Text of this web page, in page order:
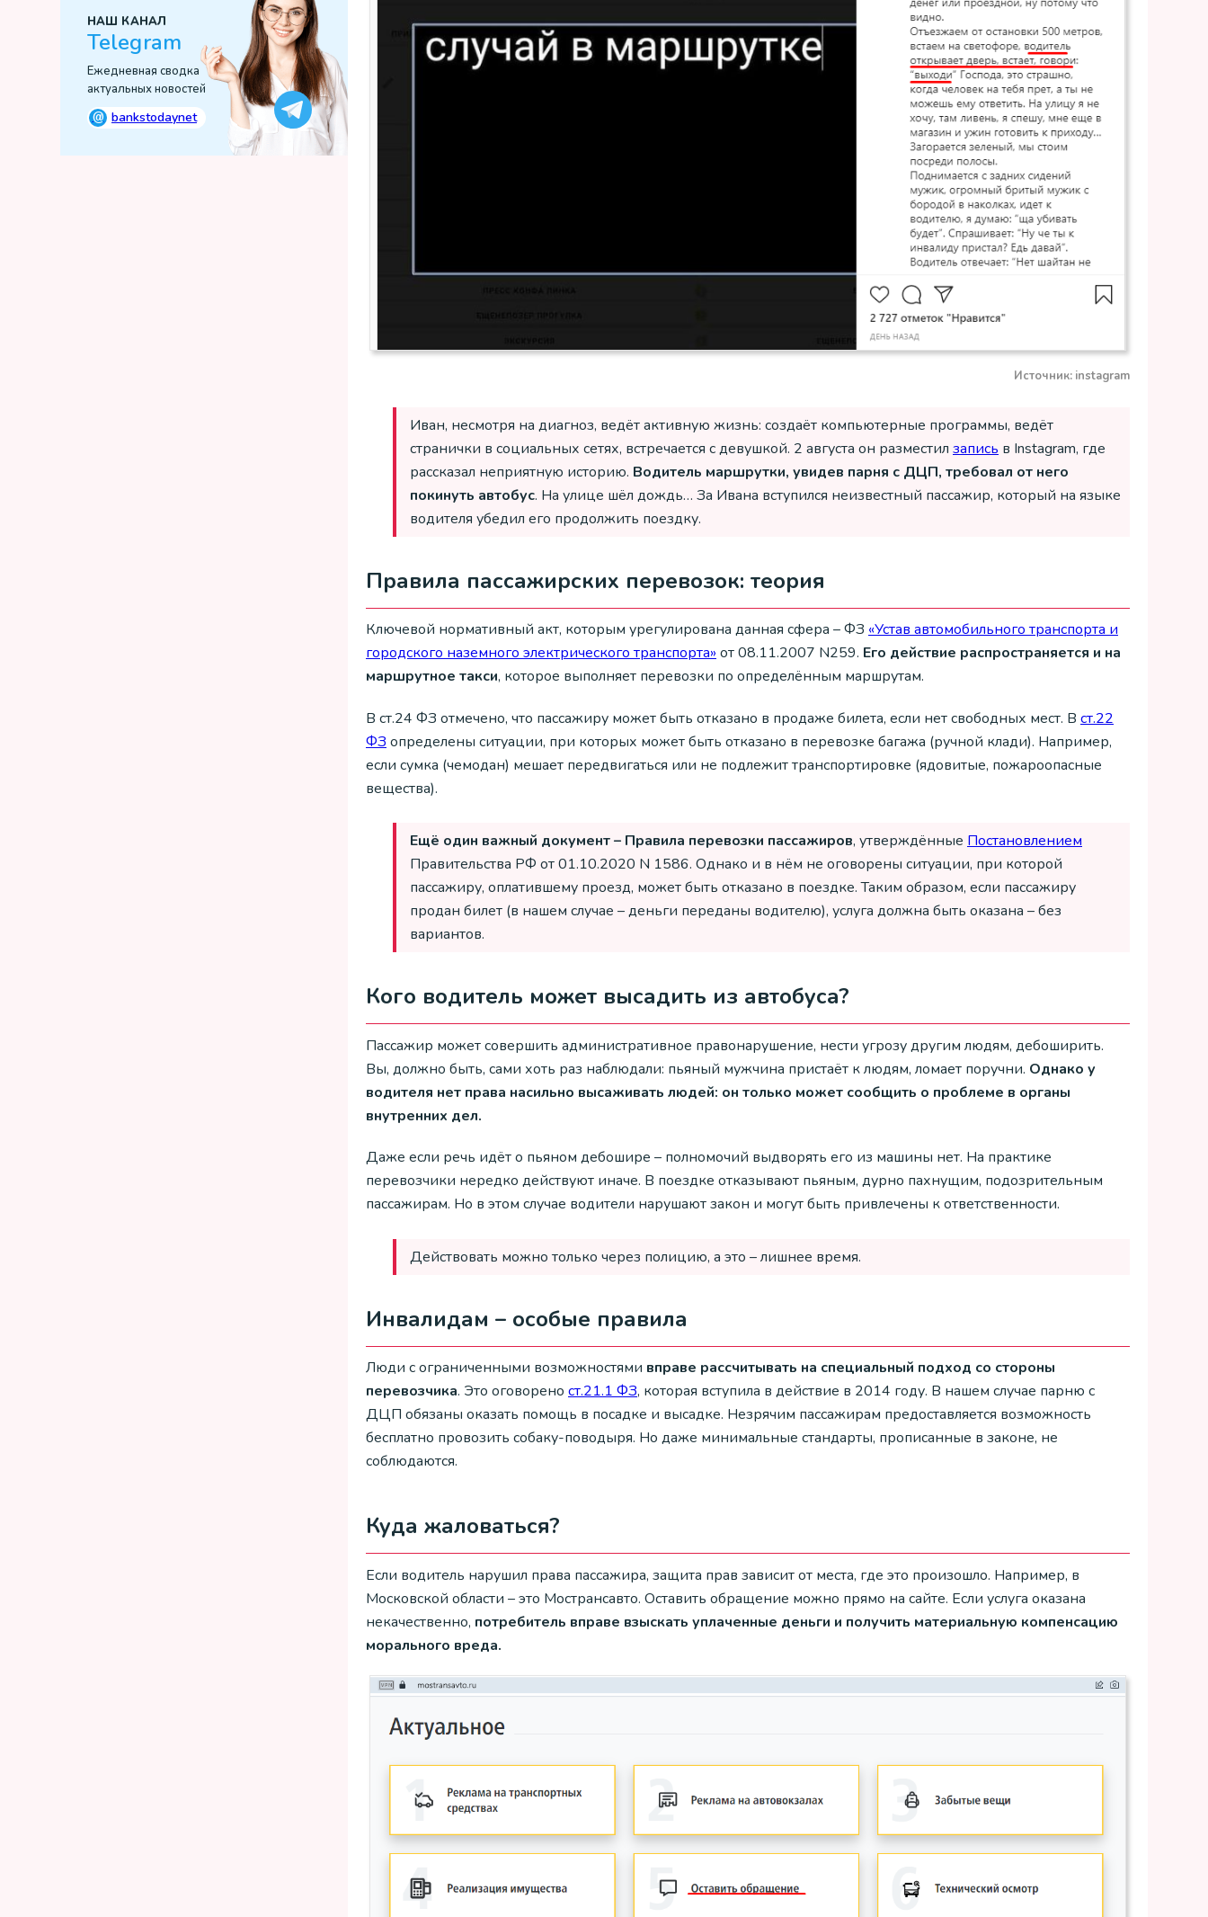
НАШ КАНАЛ
Telegram
Ежедневная сводка
актуальных новостей
@ bankstodaynet
Источник: instagram
Иван, несмотря на диагноз, ведёт активную жизнь: создаёт компьютерные программы, ведёт
странички в социальных сетях, встречается с девушкой. 2 августа он разместил запись в Instagram, где
рассказал неприятную историю. Водитель маршрутки, увидев парня с ДЦП, требовал от него
покинуть автобус. На улице шёл дождь… За Ивана вступился неизвестный пассажир, который на языке
водителя убедил его продолжить поездку.
Правила пассажирских перевозок: теория
Ключевой нормативный акт, которым урегулирована данная сфера – ФЗ «Устав автомобильного транспорта и
городского наземного электрического транспорта» от 08.11.2007 N259. Его действие распространяется и на
маршрутное такси, которое выполняет перевозки по определённым маршрутам.
В ст.24 ФЗ отмечено, что пассажиру может быть отказано в продаже билета, если нет свободных мест. В ст.22
ФЗ определены ситуации, при которых может быть отказано в перевозке багажа (ручной клади). Например,
если сумка (чемодан) мешает передвигаться или не подлежит транспортировке (ядовитые, пожароопасные
вещества).
Ещё один важный документ – Правила перевозки пассажиров, утверждённые Постановлением
Правительства РФ от 01.10.2020 N 1586. Однако и в нём не оговорены ситуации, при которой
пассажиру, оплатившему проезд, может быть отказано в поездке. Таким образом, если пассажиру
продан билет (в нашем случае – деньги переданы водителю), услуга должна быть оказана – без
вариантов.
Кого водитель может высадить из автобуса?
Пассажир может совершить административное правонарушение, нести угрозу другим людям, дебоширить.
Вы, должно быть, сами хоть раз наблюдали: пьяный мужчина пристаёт к людям, ломает поручни. Однако у
водителя нет права насильно высаживать людей: он только может сообщить о проблеме в органы
внутренних дел.
Даже если речь идёт о пьяном дебошире – полномочий выдворять его из машины нет. На практике
перевозчики нередко действуют иначе. В поездке отказывают пьяным, дурно пахнущим, подозрительным
пассажирам. Но в этом случае водители нарушают закон и могут быть привлечены к ответственности.
Действовать можно только через полицию, а это – лишнее время.
Инвалидам – особые правила
Люди с ограниченными возможностями вправе рассчитывать на специальный подход со стороны
перевозчика. Это оговорено ст.21.1 ФЗ, которая вступила в действие в 2014 году. В нашем случае парню с
ДЦП обязаны оказать помощь в посадке и высадке. Незрячим пассажирам предоставляется возможность
бесплатно провозить собаку-поводыря. Но даже минимальные стандарты, прописанные в законе, не
соблюдаются.
Куда жаловаться?
Если водитель нарушил права пассажира, защита прав зависит от места, где это произошло. Например, в
Московской области – это Мострансавто. Оставить обращение можно прямо на сайте. Если услуга оказана
некачественно, потребитель вправе взыскать уплаченные деньги и получить материальную компенсацию
морального вреда.